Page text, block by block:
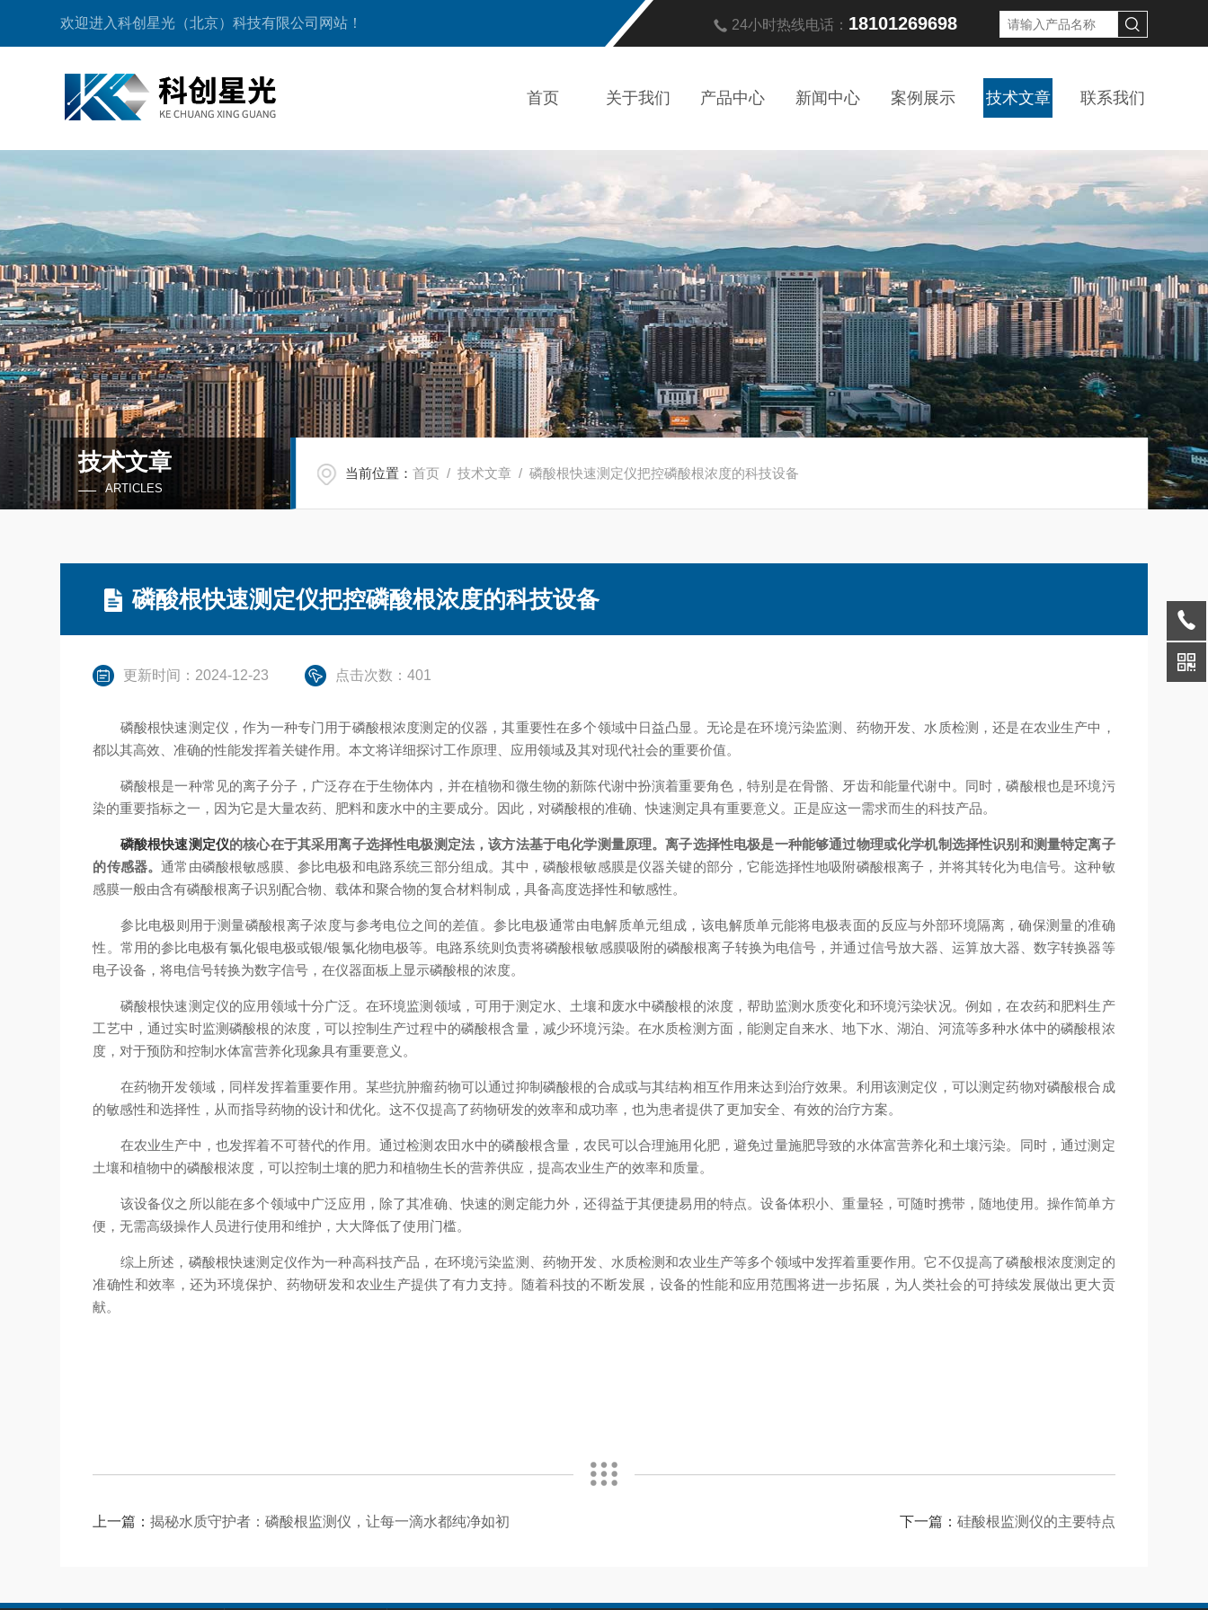
欢迎进入科创星光（北京）科技有限公司网站！ 24小时热线电话： 18101269698
首页 关于我们 产品中心 新闻中心 案例展示 技术文章 联系我们
技术文章
ARTICLES
当前位置：首页 /技术文章 / 磷酸根快速测定仪把控磷酸根浓度的科技设备
磷酸根快速测定仪把控磷酸根浓度的科技设备
更新时间：2024-12-23 点击次数：401
磷酸根快速测定仪，作为一种专门用于磷酸根浓度测定的仪器，其重要性在多个领域中日益凸显。无论是在环境污染监测、药物开发、水质检测，还是在农业生产中，
都以其高效、准确的性能发挥着关键作用。本文将详细探讨工作原理、应用领域及其对现代社会的重要价值。
磷酸根是一种常见的离子分子，广泛存在于生物体内，并在植物和微生物的新陈代谢中扮演着重要角色，特别是在骨骼、牙齿和能量代谢中。同时，磷酸根也是环境污
染的重要指标之一，因为它是大量农药、肥料和废水中的主要成分。因此，对磷酸根的准确、快速测定具有重要意义。正是应这一需求而生的科技产品。
磷酸根快速测定仪的核心在于其采用离子选择性电极测定法，该方法基于电化学测量原理。离子选择性电极是一种能够通过物理或化学机制选择性识别和测量特定离子
的传感器。通常由磷酸根敏感膜、参比电极和电路系统三部分组成。其中，磷酸根敏感膜是仪器关键的部分，它能选择性地吸附磷酸根离子，并将其转化为电信号。这种敏
感膜一般由含有磷酸根离子识别配合物、载体和聚合物的复合材料制成，具备高度选择性和敏感性。
参比电极则用于测量磷酸根离子浓度与参考电位之间的差值。参比电极通常由电解质单元组成，该电解质单元能将电极表面的反应与外部环境隔离，确保测量的准确
性。常用的参比电极有氯化银电极或银/银氯化物电极等。电路系统则负责将磷酸根敏感膜吸附的磷酸根离子转换为电信号，并通过信号放大器、运算放大器、数字转换器等
电子设备，将电信号转换为数字信号，在仪器面板上显示磷酸根的浓度。
磷酸根快速测定仪的应用领域十分广泛。在环境监测领域，可用于测定水、土壤和废水中磷酸根的浓度，帮助监测水质变化和环境污染状况。例如，在农药和肥料生产
工艺中，通过实时监测磷酸根的浓度，可以控制生产过程中的磷酸根含量，减少环境污染。在水质检测方面，能测定自来水、地下水、湖泊、河流等多种水体中的磷酸根浓
度，对于预防和控制水体富营养化现象具有重要意义。
在药物开发领域，同样发挥着重要作用。某些抗肿瘤药物可以通过抑制磷酸根的合成或与其结构相互作用来达到治疗效果。利用该测定仪，可以测定药物对磷酸根合成
的敏感性和选择性，从而指导药物的设计和优化。这不仅提高了药物研发的效率和成功率，也为患者提供了更加安全、有效的治疗方案。
在农业生产中，也发挥着不可替代的作用。通过检测农田水中的磷酸根含量，农民可以合理施用化肥，避免过量施肥导致的水体富营养化和土壤污染。同时，通过测定
土壤和植物中的磷酸根浓度，可以控制土壤的肥力和植物生长的营养供应，提高农业生产的效率和质量。
该设备仪之所以能在多个领域中广泛应用，除了其准确、快速的测定能力外，还得益于其便捷易用的特点。设备体积小、重量轻，可随时携带，随地使用。操作简单方
便，无需高级操作人员进行使用和维护，大大降低了使用门槛。
综上所述，磷酸根快速测定仪作为一种高科技产品，在环境污染监测、药物开发、水质检测和农业生产等多个领域中发挥着重要作用。它不仅提高了磷酸根浓度测定的
准确性和效率，还为环境保护、药物研发和农业生产提供了有力支持。随着科技的不断发展，设备的性能和应用范围将进一步拓展，为人类社会的可持续发展做出更大贡
献。
上一篇：揭秘水质守护者：磷酸根监测仪，让每一滴水都纯净如初 下一篇： 硅酸根监测仪的主要特点